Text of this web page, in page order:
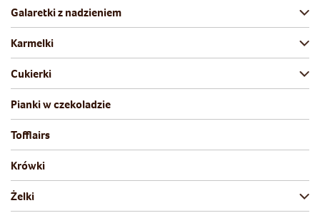
Galaretki z nadzieniem
Karmelki
Cukierki
Pianki w czekoladzie
Tofflairs
Krówki
Żelki